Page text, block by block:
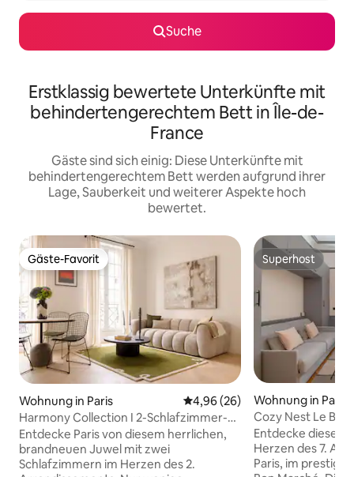
Suche
Erstklassig bewertete Unterkünfte mit
behindertengerechtem Bett in Île-de-
France
Gäste sind sich einig: Diese Unterkünfte mit
behindertengerechtem Bett werden aufgrund ihrer
Lage, Sauberkeit und weiterer Aspekte hoch
bewertet.
Gäste-Favorit
Gäste-Favorit
Wohnung in Paris Durchschnittliche Bewertung:
4,96 (26)
Harmony Collection I 2-Schlafzimmer-
Suite 4P Klimaanlage Opera Grevin
Entdecke Paris von diesem herrlichen,
brandneuen Juwel mit zwei
Schlafzimmern im Herzen des 2.
Superhost
Superhost
Wohnung in Paris
Cozy Nest Le
Entdecke dieses
Herzen des 7.
Paris, im